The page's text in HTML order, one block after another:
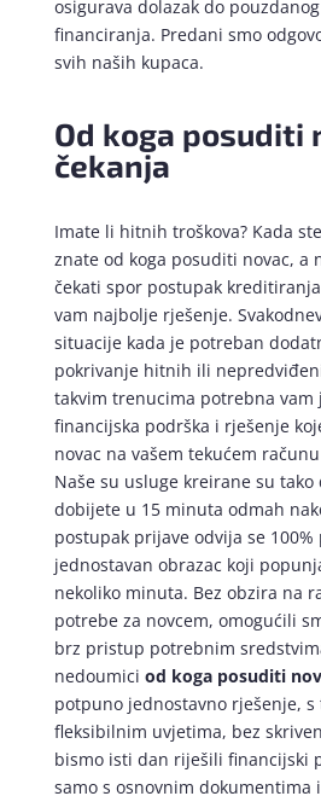
osigurava dolazak do
financiranja. Predani smo
svih naših kupaca.
Od koga posuditi
čekanja
Imate li hitnih troškova? Kada
znate od koga posuditi novac, a
čekati spor postupak
vam najbolje rješenje.
situacije kada je potreban
pokrivanje hitnih ili
takvim trenucima potrebna vam
financijska podrška i rješenje
novac na vašem tekućem
Naše su usluge kreirane su tako
dobijete u 15 minuta odmah
postupak prijave odvija se
jednostavan obrazac koji
nekoliko minuta. Bez obzira na
potrebe za novcem, omogućili
brz pristup potrebnim
nedoumici od koga posuditi
potpuno jednostavno rješenje,
fleksibilnim uvjetima, bez
bismo isti dan riješili financijski
samo s osnovnim dokumentima